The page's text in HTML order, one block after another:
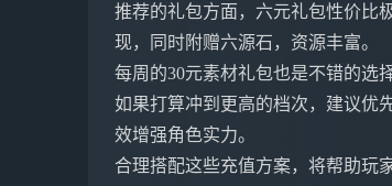
推荐的礼包方面，六元礼包性价比
现，同时附赠六源石，资源丰富。
每周的30元素材礼包也是不错的选
如果打算冲到更高的档次，建议优
效增强角色实力。
合理搭配这些充值方案，将帮助玩